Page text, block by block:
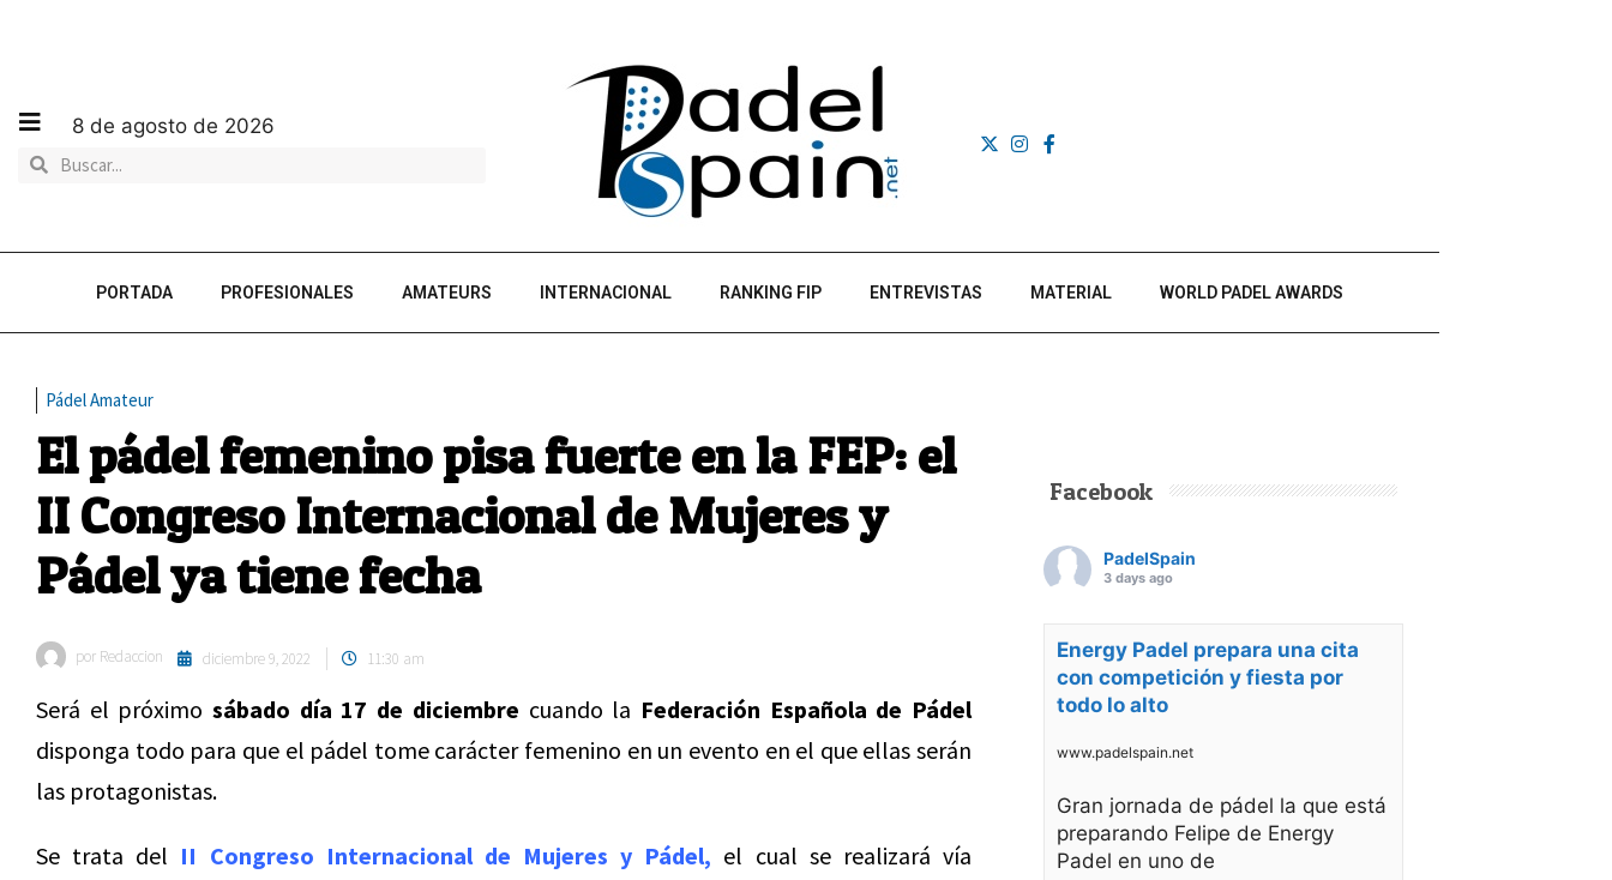
8 de agosto de 2026
PORTADA PROFESIONALES AMATEURS INTERNACIONAL RANKING FIP ENTREVISTAS MATERIAL WORLD PADEL AWARDS
Pádel Amateur
El pádel femenino pisa fuerte en la FEP: el
II Congreso Internacional de Mujeres y
Pádel ya tiene fecha
por Redaccion diciembre 9, 2022 11:30 am
Será el próximosábado día 17 de diciembre cuando la Federación Española de Pádel
disponga todo para que el pádel tome carácter femenino en un evento en el que ellas serán
las protagonistas.
Se trata del II Congreso Internacional de Mujeres y Pádel, el cual se realizará vía
Facebook
PadelSpain
3 days ago
Energy Padel prepara una cita
con competición y fiesta por
todo lo alto
www.padelspain.net
Gran jornada de pádel la que está
preparando Felipe de Energy
Padel en uno de